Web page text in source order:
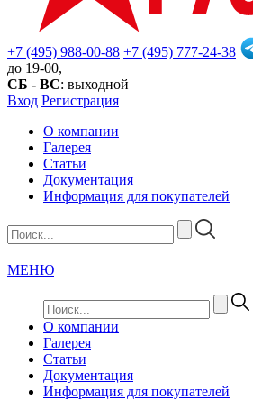
+7 (495) 988-00-88 +7 (495) 777-24-38
до 19-00,
СБ - ВС: выходной
Вход Регистрация
О компании
Галерея
Статьи
Документация
Информация для покупателей
МЕНЮ
О компании
Галерея
Статьи
Документация
Информация для покупателей